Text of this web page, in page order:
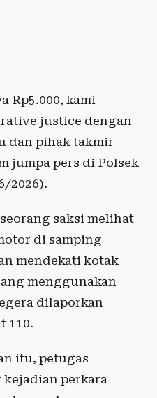
Rp5.000, kami
justice dengan
dan pihak takmir
jumpa pers di Polsek
2026).
saksi melihat
di samping
mendekati kotak
menggunakan
dilaporkan
110.
itu, petugas
kejadian perkara